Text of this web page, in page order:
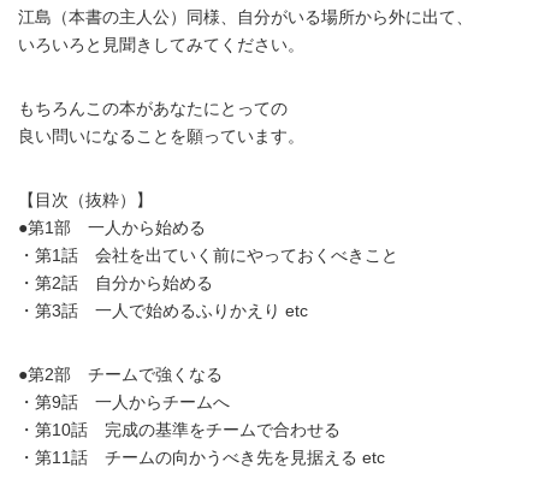
江島（本書の主人公）同様、自分がいる場所から外に出て、
いろいろと見聞きしてみてください。
もちろんこの本があなたにとっての
良い問いになることを願っています。
【目次（抜粋）】
●第1部 一人から始める
・第1話 会社を出ていく前にやっておくべきこと
・第2話 自分から始める
・第3話 一人で始めるふりかえり etc
●第2部 チームで強くなる
・第9話 一人からチームへ
・第10話 完成の基準をチームで合わせる
・第11話 チームの向かうべき先を見据える etc